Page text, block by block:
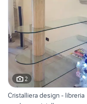
2
Cristalliera design - libreria